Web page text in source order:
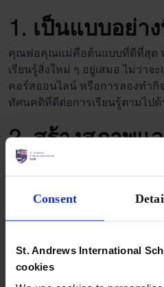
Consent
St. Andrews International
cookies
1. เป็นแบบอย่า
คุณพ่อคุณแม่คือต้นแบบที่ดีที่สุด ห
เรียนรู้สิ่งใหม่ ๆ อยู่เสมอ ไม่ว่าจ
คอร์สออนไลน์ หรือการลองทำ
ทัศนคติที่ดีต่อการเรียนรู้ตามไปด้
2. สร้างสภาพแ
การเรียนรู้
ทักษะ หรืออุปกรณ์ทดลองวิทยา
การพาเด็ก ๆ ไปเยี่ยมชมพิพิธภัณ
3. ส่งเสริมความ